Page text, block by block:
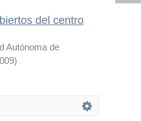
del centro
Autónoma de
)